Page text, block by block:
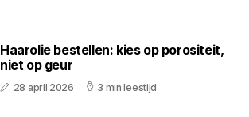
Haarolie bestellen: kies op porositeit,
niet op geur
28 april 2026 3 min leestijd